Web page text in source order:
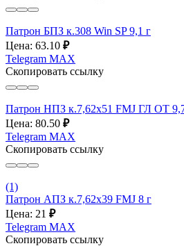
Патрон БПЗ к.308 Win SP 9,1 г
Цена: 63.10 ₽
Telegram MAX
Скопировать ссылку
Патрон НПЗ к.7,62х51 FMJ ГЛ ОТ
Цена: 80.50 ₽
Telegram MAX
Скопировать ссылку
(1)
Патрон АПЗ к.7,62х39 FMJ 8 г
Цена: 21 ₽
Telegram MAX
Скопировать ссылку